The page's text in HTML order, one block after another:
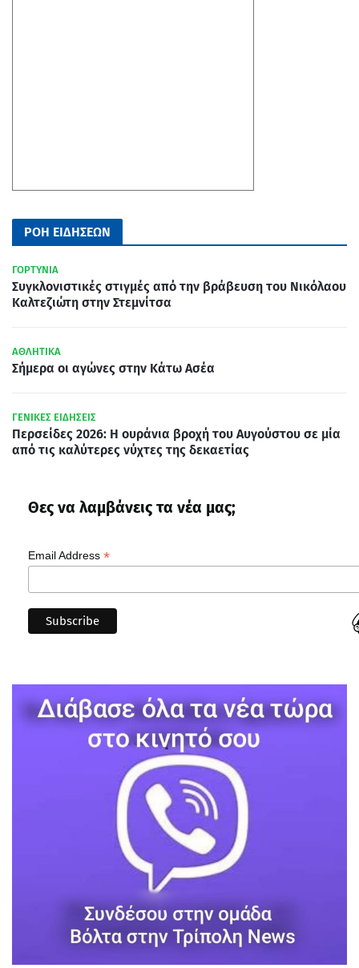
ΡΟΗ ΕΙΔΗΣΕΩΝ
ΓΟΡΤΥΝΙΑ
Συγκλονιστικές στιγμές από την βράβευση του Νικόλαου
Καλτεζιώτη στην Στεμνίτσα
ΑΘΛΗΤΙΚΑ
Σήμερα οι αγώνες στην Κάτω Ασέα
ΓΕΝΙΚΕΣ ΕΙΔΗΣΕΙΣ
Περσείδες 2026: Η ουράνια βροχή του Αυγούστου σε μία
από τις καλύτερες νύχτες της δεκαετίας
Θες να λαμβάνεις τα νέα μας;
Email Address *